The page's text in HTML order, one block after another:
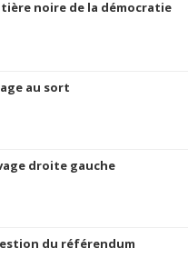
noire de la démocratie
au sort
droite gauche
du référendum